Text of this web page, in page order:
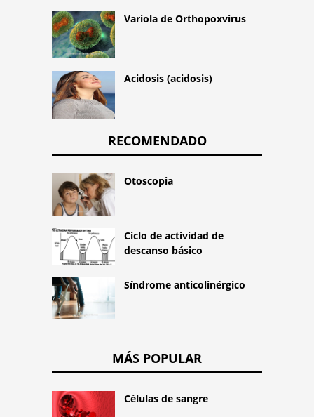
Variola de Orthopoxvirus
Acidosis (acidosis)
RECOMENDADO
Otoscopia
Ciclo de actividad de
descanso básico
Síndrome anticolinérgico
MÁS POPULAR
Células de sangre